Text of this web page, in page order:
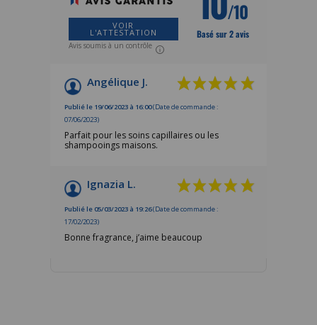
VOIR
L'ATTESTATION
Avis soumis à un contrôle
/10
Basé sur 2 avis
Angélique J.
Publié le 19/06/2023 à 16:00(Date de commande :
07/06/2023)
Parfait pour les soins capillaires ou les
shampooings maisons.
Ignazia L.
Publié le 05/03/2023 à 19:26(Date de commande :
17/02/2023)
Bonne fragrance, j’aime beaucoup